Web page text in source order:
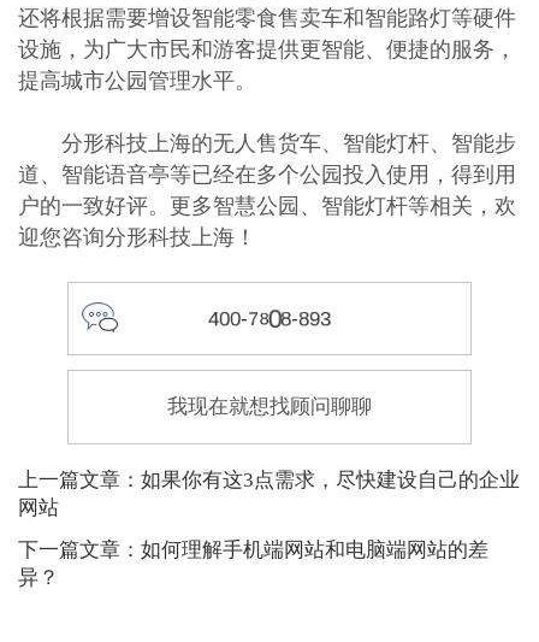
还将根据需要增设智能零食售卖车和智能路灯等硬件
设施，为广大市民和游客提供更智能、便捷的服务，
提高城市公园管理水平。
分形科技上海的无人售货车、智能灯杆、智能步
道、智能语音亭等已经在多个公园投入使用，得到用
户的一致好评。更多智慧公园、智能灯杆等相关，欢
迎您咨询分形科技上海！
400-7808-893
我现在就想找顾问聊聊
上一篇文章：如果你有这3点需求，尽快建设自己的企业
网站
下一篇文章：如何理解手机端网站和电脑端网站的差
异？